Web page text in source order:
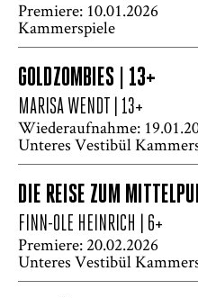
Premiere: 10.01.2026
Kammerspiele
GOLDZOMBIES | 13+
MARISA WENDT
| 13+
Wiederaufnahme:
Unteres Vestibül
DIE REISE ZUM
FINN-OLE HEINRICH
| 6+
Premiere: 20.02.2026
Unteres Vestibül